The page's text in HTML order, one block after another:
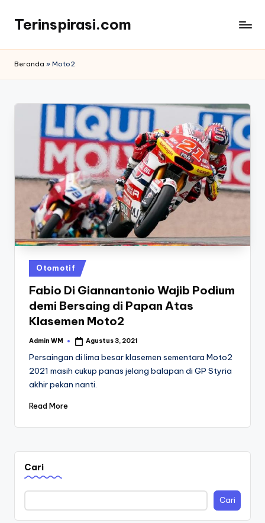
content
Terinspirasi.com
Terkini
Beranda » Moto2
Posted
in
Otomotif
Fabio Di Giannantonio Wajib Podium
demi Bersaing di Papan Atas
Klasemen Moto2
Posted
Admin WM Agustus 3, 2021
Persaingan di lima besar klasemen sementara Moto2
2021 masih cukup panas jelang balapan di GP Styria
akhir pekan nanti.
Read More
Cari
Cari